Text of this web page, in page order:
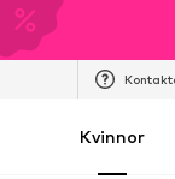
Kvinnor